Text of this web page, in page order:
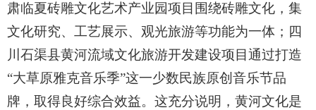
肃临夏砖雕文化艺术产业园项目围绕砖雕文化，集
文化研究、工艺展示、观光旅游等功能为一体；四
川石渠县黄河流域文化旅游开发建设项目通过打造
“大草原雅克音乐季”这一少数民族原创音乐节品
牌，取得良好综合效益。这充分说明，黄河文化是